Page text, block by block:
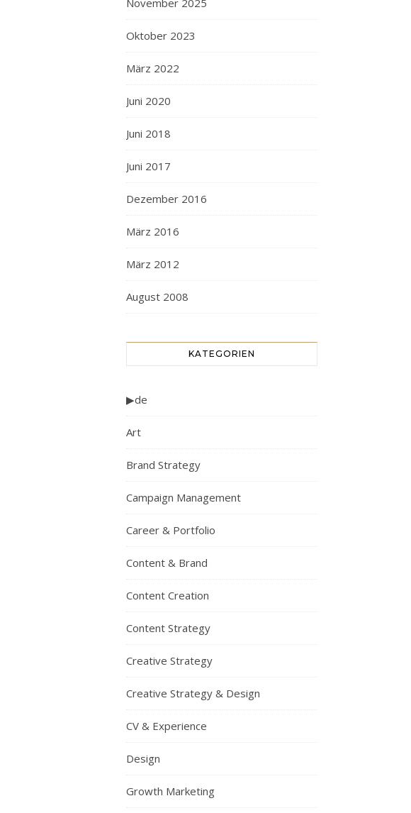
November 2025
Oktober 2023
März 2022
Juni 2020
Juni 2018
Juni 2017
Dezember 2016
März 2016
März 2012
August 2008
KATEGORIEN
▶de
Art
Brand Strategy
Campaign Management
Career & Portfolio
Content & Brand
Content Creation
Content Strategy
Creative Strategy
Creative Strategy & Design
CV & Experience
Design
Growth Marketing